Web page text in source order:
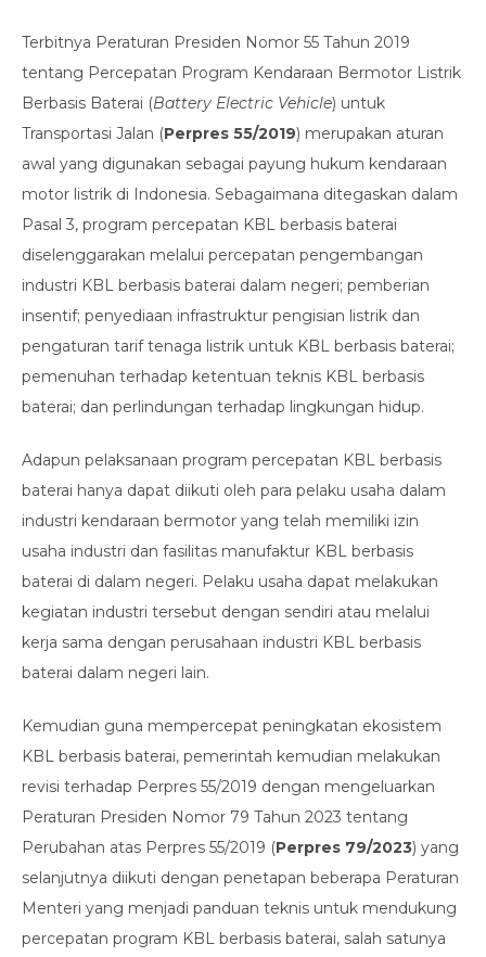
Terbitnya Peraturan Presiden Nomor 55 Tahun 2019
tentang Percepatan Program Kendaraan Bermotor Listrik
Berbasis Baterai (Battery Electric Vehicle) untuk
Transportasi Jalan (Perpres 55/2019) merupakan aturan
awal yang digunakan sebagai payung hukum kendaraan
motor listrik di Indonesia. Sebagaimana ditegaskan dalam
Pasal 3, program percepatan KBL berbasis baterai
diselenggarakan melalui percepatan pengembangan
industri KBL berbasis baterai dalam negeri; pemberian
insentif; penyediaan infrastruktur pengisian listrik dan
pengaturan tarif tenaga listrik untuk KBL berbasis baterai;
pemenuhan terhadap ketentuan teknis KBL berbasis
baterai; dan perlindungan terhadap lingkungan hidup.
Adapun pelaksanaan program percepatan KBL berbasis
baterai hanya dapat diikuti oleh para pelaku usaha dalam
industri kendaraan bermotor yang telah memiliki izin
usaha industri dan fasilitas manufaktur KBL berbasis
baterai di dalam negeri. Pelaku usaha dapat melakukan
kegiatan industri tersebut dengan sendiri atau melalui
kerja sama dengan perusahaan industri KBL berbasis
baterai dalam negeri lain.
Kemudian guna mempercepat peningkatan ekosistem
KBL berbasis baterai, pemerintah kemudian melakukan
revisi terhadap Perpres 55/2019 dengan mengeluarkan
Peraturan Presiden Nomor 79 Tahun 2023 tentang
Perubahan atas Perpres 55/2019 (Perpres 79/2023) yang
selanjutnya diikuti dengan penetapan beberapa Peraturan
Menteri yang menjadi panduan teknis untuk mendukung
percepatan program KBL berbasis baterai, salah satunya